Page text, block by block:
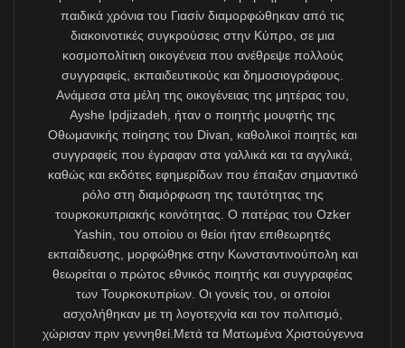
ilgilendiriyor. Daha yirmili yaşlarımdayken 1988’de,
George Vasiliou’nun Cumhurbaşkanlığı sırasında
kendisine yaptığım ziyarette ve sonradan
danışmanlarıyla görüşmelerimizde bu konuyu gündeme
getirmiştim. 1990’ların başında yeniden gerek
Lefkoşa’da, gerekse Brüksel’de görüşmeler yaptım.
O dönemde bana Kıbrıs’ta söylenen “Kıbrıslırum
tarafının Türkçenin AB dili olmasına sıcak baktığı, ama
Yunanca zaten AB dili olduğundan diğer Avrupa ülkeleri
ile AB makamlarının isteksiz davrandığı” yönündeydi.
Şayet Türkçe AB dillerinden biri olacaksa, adaptasyon
çalışmaları için kurulacak birimin Kıbrıs
Üniversitesi bünyesinde olması, bütçe ile
organizasyonun Kıbrıs Cumhuriyeti tarafından
denetlenmesi hakkında konuşmalar yapıldığını
hatırlıyorum. Buna en şiddetli itiraz ise Rauf Denktaş
yönetiminden gelmişti.